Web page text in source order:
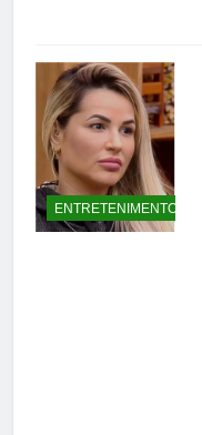
ENTRETENIMENTO